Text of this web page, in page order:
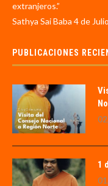
extranjeros.”
Sathya Sai Baba 4 de
PUBLICACIONES
1